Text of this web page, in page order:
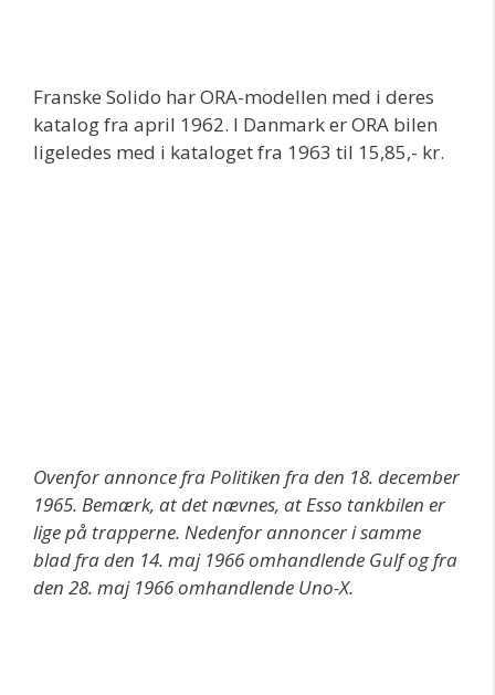
Franske Solido har ORA-modellen med i deres
katalog fra april 1962. I Danmark er ORA bilen
ligeledes med i kataloget fra 1963 til 15,85,- kr.
Ovenfor annonce fra Politiken fra den 18. december
1965. Bemærk, at det nævnes, at Esso tankbilen er
lige på trapperne. Nedenfor annoncer i samme
blad fra den 14. maj 1966 omhandlende Gulf og fra
den 28. maj 1966 omhandlende Uno-X.